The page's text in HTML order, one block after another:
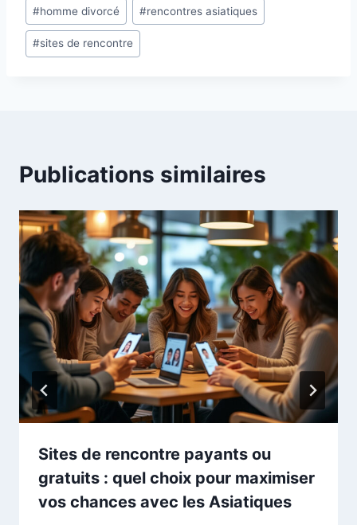
la
publication :
#homme divorcé #rencontres asiatiques
#sites de rencontre
Publications similaires
Sites de rencontre payants ou
gratuits : quel choix pour maximiser
vos chances avec les Asiatiques